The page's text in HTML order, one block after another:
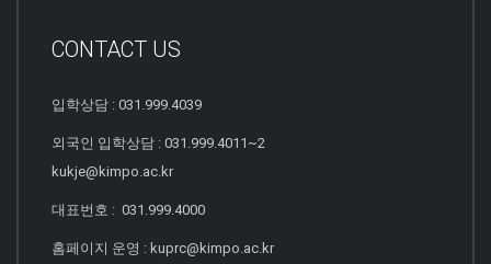
CONTACT US
입학상담 : 031.999.4039
외국인 입학상담 : 031.999.4011~2
kukje@kimpo.ac.kr
대표번호 : 031.999.4000
홈페이지 운영 : kuprc@kimpo.ac.kr